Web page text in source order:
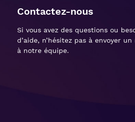
Contactez-nous
Si vous avez des questions ou
d’aide, n’hésitez pas à envoyer un
à notre équipe.